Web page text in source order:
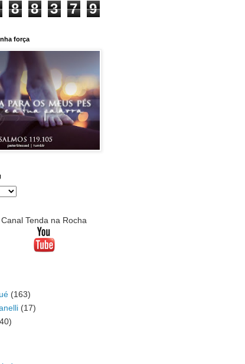
8 8 3 7 9
força
Canal Tenda na Rocha
(163)
(17)